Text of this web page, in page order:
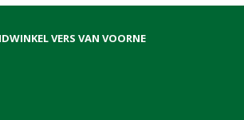
VERS VAN VOORNE